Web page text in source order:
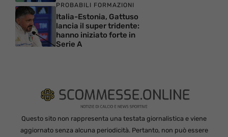
PROBABILI FORMAZIONI
Italia-Estonia, Gattuso
lancia il super tridente:
hanno iniziato forte in
Serie A
Questo sito non rappresenta una testata giornalistica e viene
aggiornato senza alcuna periodicità. Pertanto, non può essere